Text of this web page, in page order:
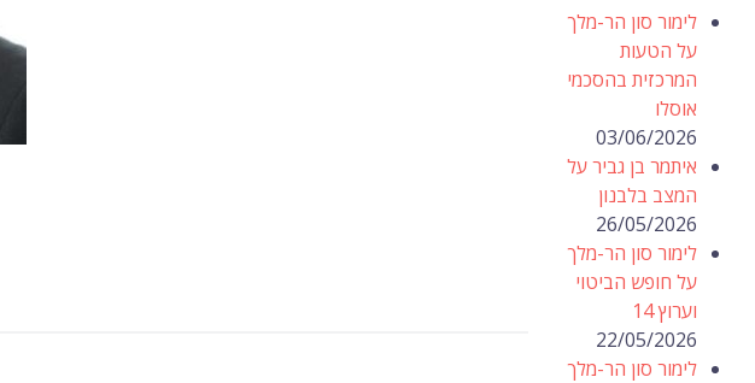
לימור סון הר-מלך
על הטעות
המרכזית בהסכמי
אוסלו
03/06/2026
איתמר בן גביר על
המצב בלבנון
26/05/2026
לימור סון הר-מלך
על חופש הביטוי
וערוץ 14
22/05/2026
לימור סון הר-מלך